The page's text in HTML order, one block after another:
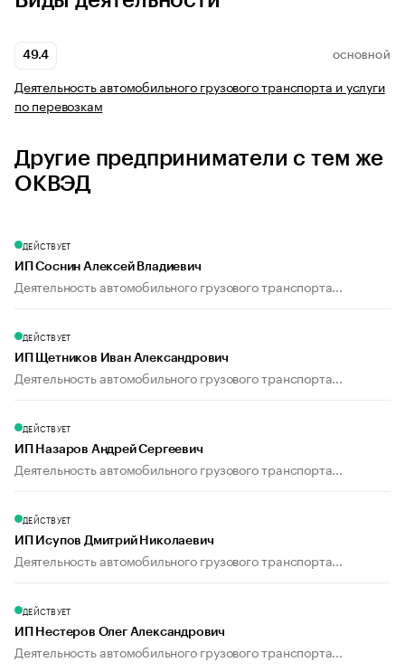
49.4 ОСНОВНОЙ
Деятельность автомобильного грузового транспорта и услуги
по перевозкам
Другие предприниматели с тем же
ОКВЭД
ДЕЙСТВУЕТ
ИП Соснин Алексей Владиевич
Деятельность автомобильного грузового транспорта...
ДЕЙСТВУЕТ
ИП Щетников Иван Александрович
Деятельность автомобильного грузового транспорта...
ДЕЙСТВУЕТ
ИП Назаров Андрей Сергеевич
Деятельность автомобильного грузового транспорта...
ДЕЙСТВУЕТ
ИП Исупов Дмитрий Николаевич
Деятельность автомобильного грузового транспорта...
ДЕЙСТВУЕТ
ИП Нестеров Олег Александрович
Деятельность автомобильного грузового транспорта...